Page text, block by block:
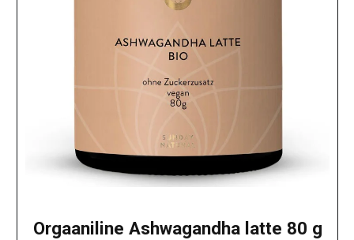
Orgaaniline Ashwagandha latte 80 g